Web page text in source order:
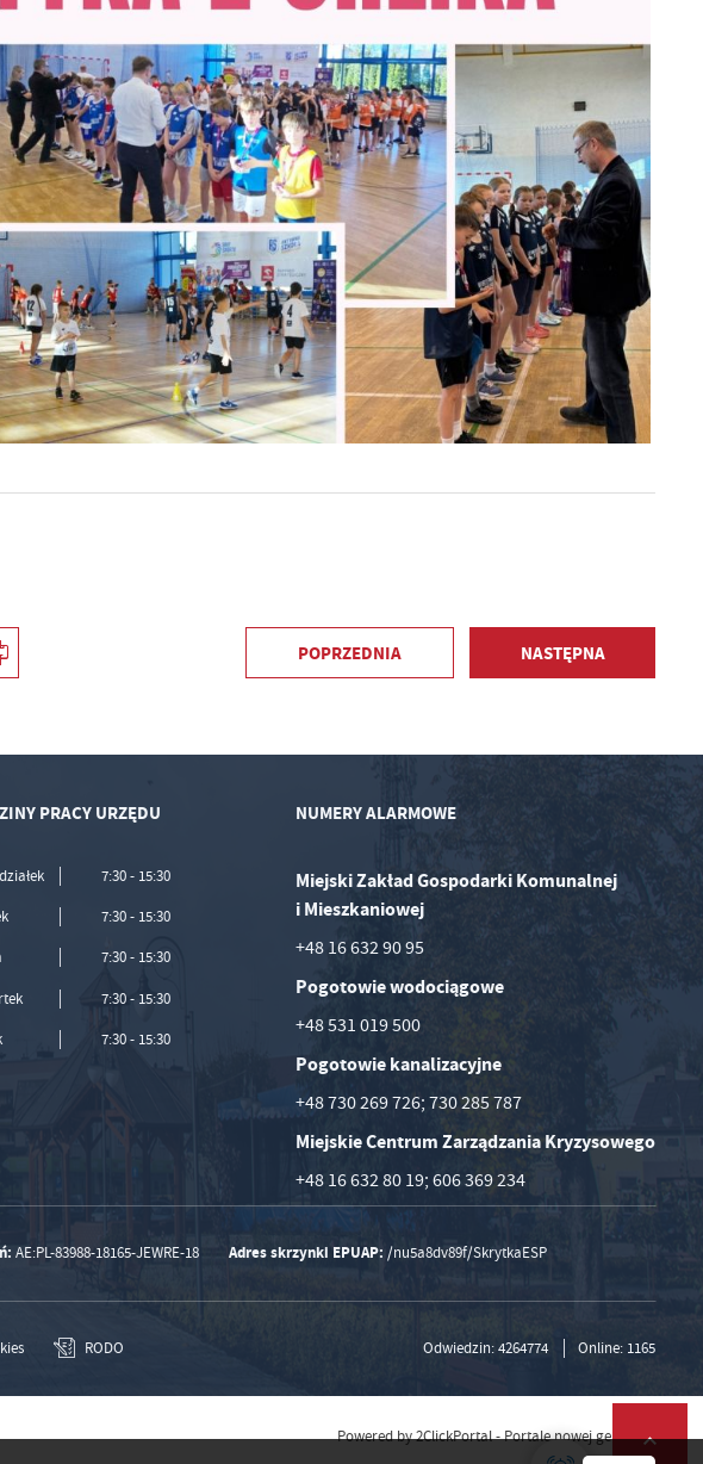
POPRZEDNIA NASTĘPNA
PRACY URZĘDU
7:30 - 15:30
7:30 - 15:30
7:30 - 15:30
7:30 - 15:30
7:30 - 15:30
NUMERY ALARMOWE
Miejski Zakład Gospodarki Komunalnej
i Mieszkaniowej
+48 16 632 90 95
Pogotowie wodociągowe
+48 531 019 500
Pogotowie kanalizacyjne
+48 730 269 726; 730 285 787
Miejskie Centrum Zarządzania Kryzysowego
+48 16 632 80 19; 606 369 234
AE:PL-83988-18165-JEWRE-18 Adres skrzynki EPUAP: /nu5a8dv89f/SkrytkaESP
RODO Odwiedzin: 4264774 Online: 1165
Powered by2ClickPortal- Portale nowej generacji